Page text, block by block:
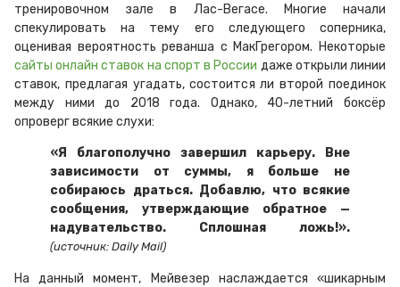
тренировочном зале в Лас-Вегасе. Многие начали
спекулировать на тему его следующего соперника,
оценивая вероятность реванша с МакГрегором. Некоторые
сайты онлайн ставок на спорт в России даже открыли линии
ставок, предлагая угадать, состоится ли второй поединок
между ними до 2018 года. Однако, 40-летний боксёр
опроверг всякие слухи:
«Я благополучно завершил карьеру. Вне
зависимости от суммы, я больше не
собираюсь драться. Добавлю, что всякие
сообщения, утверждающие обратное —
надувательство. Сплошная ложь!».
(источник: Daily Mail)
На данный момент, Мейвезер наслаждается «шикарным